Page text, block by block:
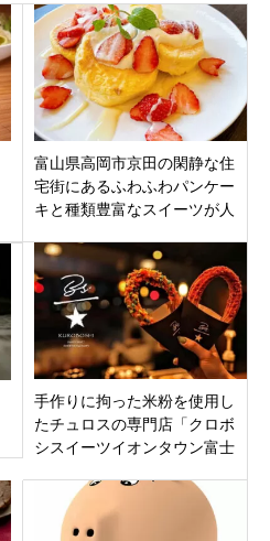
富山県高岡市京田の閑静な住
宅街にあるふわふわパンケー
キと種類豊富なスイーツが人
手作りに拘った米粉を使用し
たチュロスの専門店「クロボ
シスイーツイオンタウン富士
10日オープンです。